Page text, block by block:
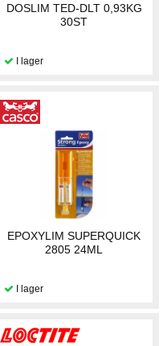
DOSLIM TED-DLT 0,93KG
30ST
EPOXYLIM SUPERQUICK
2805 24ML